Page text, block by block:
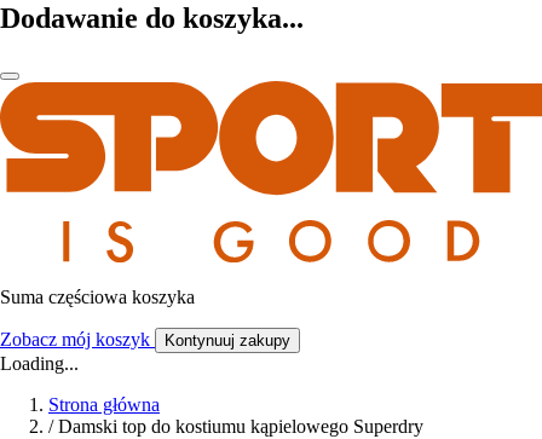
Dodawanie do koszyka...
Suma częściowa koszyka
Zobacz mój koszyk Kontynuuj zakupy
Loading...
Strona główna
/ Damski top do kostiumu kąpielowego Superdry